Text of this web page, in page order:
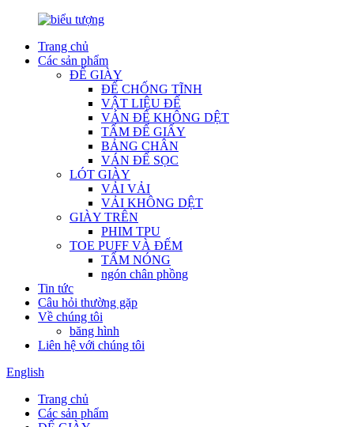
Trang chủ
Các sản phẩm
ĐẾ GIÀY
ĐẾ CHỐNG TĨNH
VẬT LIỆU ĐẾ
VÁN ĐẾ KHÔNG DỆT
TẤM ĐẾ GIẤY
BẢNG CHÂN
VÁN ĐẾ SỌC
LÓT GIÀY
VẢI VẢI
VẢI KHÔNG DỆT
GIÀY TRÊN
PHIM TPU
TOE PUFF VÀ ĐẾM
TẤM NÓNG
ngón chân phồng
Tin tức
Câu hỏi thường gặp
Về chúng tôi
băng hình
Liên hệ với chúng tôi
English
Trang chủ
Các sản phẩm